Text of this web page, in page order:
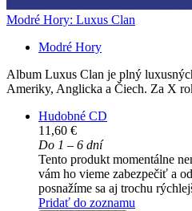
Modré Hory: Luxus Clan
Modré Hory
Album Luxus Clan je plný
Ameriky, Anglicka a Čiech. Za X
Hudobné CD
11,60 €
Do 1 – 6 dní
Tento produkt momentálne
vám ho vieme zabezpečiť a
posnažíme sa aj trochu
Pridať do zoznamu